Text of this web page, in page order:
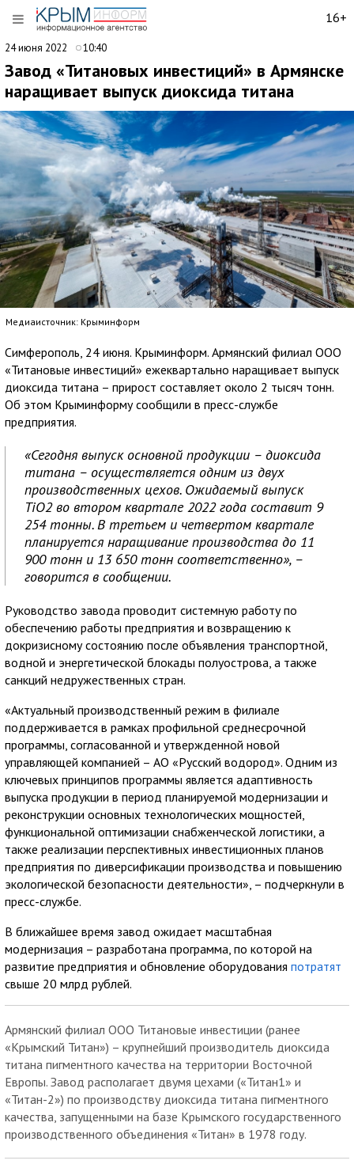
16+
24 июня 2022 10:40
Завод «Титановых инвестиций» в Армянске
наращивает выпуск диоксида титана
Медиаисточник: Крыминформ
Симферополь, 24 июня. Крыминформ. Армянский филиал ООО
«Титановые инвестиций» ежеквартально наращивает выпуск
диоксида титана – прирост составляет около 2 тысяч тонн.
Об этом Крыминформу сообщили в пресс-службе
предприятия.
«Сегодня выпуск основной продукции – диоксида
титана – осуществляется одним из двух
производственных цехов. Ожидаемый выпуск
TiO2 во втором квартале 2022 года составит 9
254 тонны. В третьем и четвертом квартале
планируется наращивание производства до 11
900 тонн и 13 650 тонн соответственно», –
говорится в сообщении.
Руководство завода проводит системную работу по
обеспечению работы предприятия и возвращению к
докризисному состоянию после объявления транспортной,
водной и энергетической блокады полуострова, а также
санкций недружественных стран.
«Актуальный производственный режим в филиале
поддерживается в рамках профильной среднесрочной
программы, согласованной и утвержденной новой
управляющей компанией – АО «Русский водород». Одним из
ключевых принципов программы является адаптивность
выпуска продукции в период планируемой модернизации и
реконструкции основных технологических мощностей,
функциональной оптимизации снабженческой логистики, а
также реализации перспективных инвестиционных планов
предприятия по диверсификации производства и повышению
экологической безопасности деятельности», – подчеркнули в
пресс-службе.
В ближайшее время завод ожидает масштабная
модернизация – разработана программа, по которой на
развитие предприятия и обновление оборудования потратят
свыше 20 млрд рублей.
Армянский филиал ООО Титановые инвестиции (ранее
«Крымский Титан») – крупнейший производитель диоксида
титана пигментного качества на территории Восточной
Европы. Завод располагает двумя цехами («Титан1» и
«Титан-2») по производству диоксида титана пигментного
качества, запущенными на базе Крымского государственного
производственного объединения «Титан» в 1978 году.